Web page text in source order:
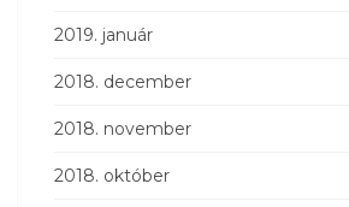
2019. január
2018. december
2018. november
2018. október